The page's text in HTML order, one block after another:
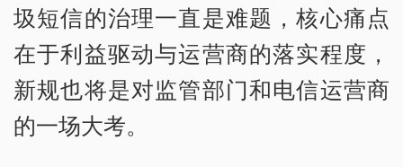
圾短信的治理一直是难题，核心痛点
在于利益驱动与运营商的落实程度，
新规也将是对监管部门和电信运营商
的一场大考。